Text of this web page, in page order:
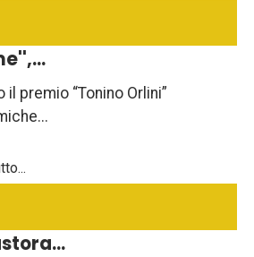
premio “Tonino Orlini”